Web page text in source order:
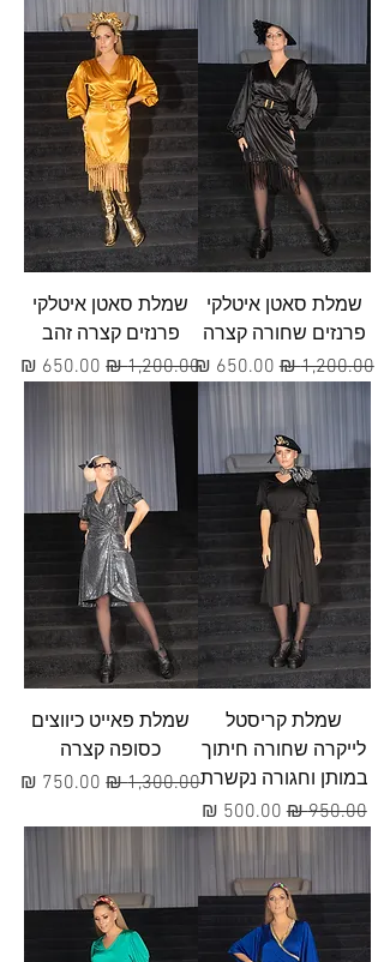
שמלת סאטן איטלקי
פרנזים שחורה קצרה
מחיר רגיל‏1,200.00 ‏₪ מחיר מבצע
שמלת סאטן איטלקי
פרנזים קצרה זהב
מחיר רגיל‏1,200.00 ‏₪ מחיר מבצע
שמלת קריסטל
לייקרה שחורה חיתוך
במותן וחגורה נקשרת
מחיר רגיל‏950.00 ‏₪ מחיר מבצע
שמלת פאייט כיווצים
כסופה קצרה
מחיר רגיל‏1,300.00 ‏₪ מחיר מבצע